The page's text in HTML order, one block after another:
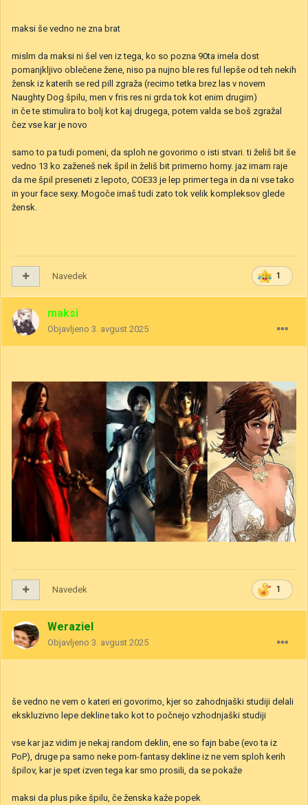
maksi še vedno ne zna brat
mislm da maksi ni šel ven iz tega, ko so pozna 90ta imela dost
pomanjkljivo oblečene žene, niso pa nujno ble res ful lepše od teh nekih
žensk iz katerih se red pill zgraža (recimo tetka brez las v novem
Naughty Dog špilu, men v fris res ni grda tok kot enim drugim)
in če te stimulira to bolj kot kaj drugega, potem valda se boš zgražal
čez vse kar je novo
samo to pa tudi pomeni, da sploh ne govorimo o isti stvari. ti želiš bit še
vedno 13 ko zaženeš nek špil in želiš bit primerno horny. jaz imam raje
da me špil preseneti z lepoto, COE33 je lep primer tega in da ni vse tako
in your face sexy. Mogoče imaš tudi zato tok velik kompleksov glede
žensk.
1
Navedek
maksi
Objavljeno 3. avgust 2025
1
Navedek
Weraziel
Objavljeno 3. avgust 2025
še vedno ne vem o kateri eri govorimo, kjer so zahodnjaški studiji delali
ekskluzivno lepe dekline tako kot to počnejo vzhodnjaški studiji
vse kar jaz vidim je nekaj random deklin, ene so fajn babe (evo ta iz
PoP), druge pa samo neke porn-fantasy dekline iz ne vem sploh kerih
špilov, kar je spet izven tega kar smo prosili, da se pokaže
maksi da plus pike špilu, če ženska kaže popek